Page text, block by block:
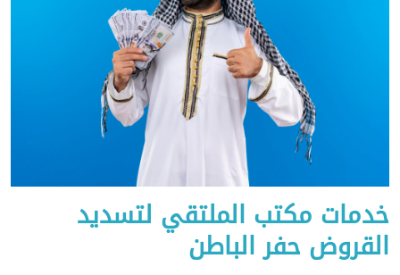
خدمات مكتب الملتقي لتسديد
القروض حفر الباطن